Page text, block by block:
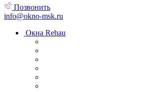
Позвонить
info@okno-msk.ru
Окна Rehau